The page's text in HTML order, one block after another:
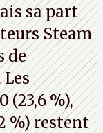
sa part
Steam
de
Les
(23,6 %),
%) restent